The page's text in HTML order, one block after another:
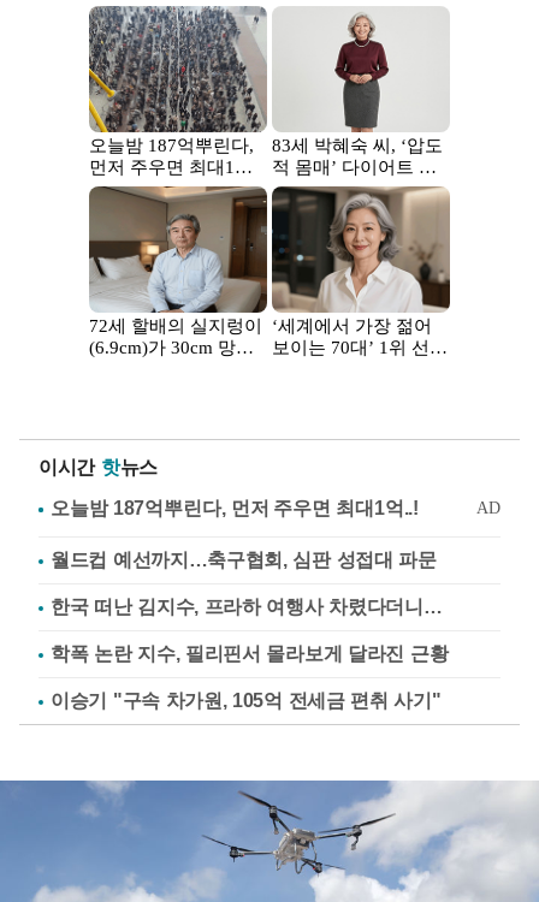
이시간 핫뉴스
월드컵 예선까지…축구협회, 심판 성접대 파문
한국 떠난 김지수, 프라하 여행사 차렸다더니…
학폭 논란 지수, 필리핀서 몰라보게 달라진 근황
이승기 "구속 차가원, 105억 전세금 편취 사기"